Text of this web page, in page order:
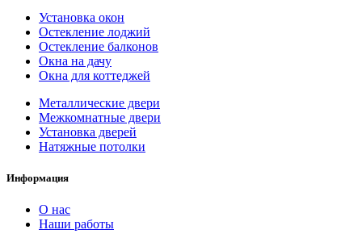
Установка окон
Остекление лоджий
Остекление балконов
Окна на дачу
Окна для коттеджей
Металлические двери
Межкомнатные двери
Установка дверей
Натяжные потолки
Информация
О нас
Наши работы